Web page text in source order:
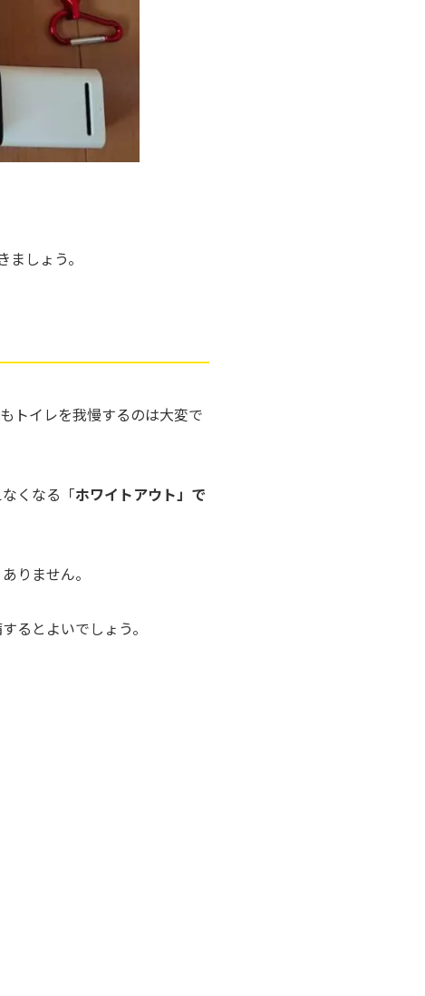
しょう。
トイレを我慢するのは大変で
くなる「ホワイトアウト」で
りません。
るとよいでしょう。